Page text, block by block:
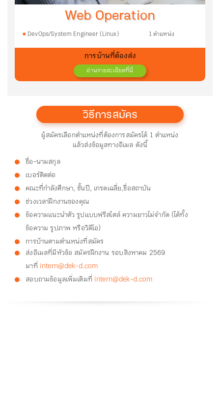
Web Operation
DevOps/System Engineer (Linux) 1 ตำแหน่ง
การบ้านที่ต้องส่ง
อ่านรายละเอียดที่นี่
วิธีการสมัคร
ผู้สมัครเลือกตำแหน่งที่ต้องการสมัครได้ 1 ตำแหน่ง
แล้วส่งข้อมูลทางอีเมล ดังนี้
ชื่อ-นามสกุล
เบอร์ติดต่อ
คณะที่กำลังศึกษา, ชั้นปี, เกรดเฉลี่ย,ชื่อสถาบัน
ช่วงเวลาฝึกงานของคุณ
ข้อความแนะนำตัว รูปแบบฟรีสไตล์ ความยาวไม่จำกัด (ได้ทั้ง
ข้อความ รูปภาพ หรือวิดีโอ)
การบ้านตามตำแหน่งที่สมัคร
ส่งอีเมลที่มีหัวข้อ สมัครฝึกงาน รอบสิงหาคม 2569
มาที่ intern@dek-d.com
สอบถามข้อมูลเพิ่มเติมที่ intern@dek-d.com